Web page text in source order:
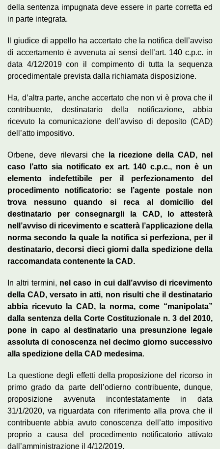
della sentenza impugnata deve essere in parte corretta ed
in parte integrata.
Il giudice di appello ha accertato che la notifica dell’avviso
di accertamento è avvenuta ai sensi dell’art. 140 c.p.c. in
data 4/12/2019 con il compimento di tutta la sequenza
procedimentale prevista dalla richiamata disposizione.
Ha, d’altra parte, anche accertato che non vi è prova che il
contribuente, destinatario della notificazione, abbia
ricevuto la comunicazione dell’avviso di deposito (CAD)
dell’atto impositivo.
Orbene, deve rilevarsi chela ricezione della CAD, nel
caso l’atto sia notificato ex art. 140 c.p.c., non è un
elemento indefettibile per il perfezionamento del
procedimento notificatorio: se l’agente postale non
trova nessuno quando si reca al domicilio del
destinatario per consegnargli la CAD, lo attesterà
nell’avviso di ricevimento e scatterà l’applicazione della
norma secondo la quale la notifica si perfeziona, per il
destinatario, decorsi dieci giorni dalla spedizione della
raccomandata contenente la CAD.
In altri termini, nel caso in cui dall’avviso di ricevimento
della CAD, versato in atti, non risulti che il destinatario
abbia ricevuto la CAD, la norma, come “manipolata”
dalla sentenza della Corte Costituzionale n. 3 del 2010,
pone in capo al destinatario una presunzione legale
assoluta di conoscenza nel decimo giorno successivo
alla spedizione della CAD medesima.
La questione degli effetti della proposizione del ricorso in
primo grado da parte dell’odierno contribuente, dunque,
proposizione avvenuta incontestatamente in data
31/1/2020, va riguardata con riferimento alla prova che il
contribuente abbia avuto conoscenza dell’atto impositivo
proprio a causa del procedimento notificatorio attivato
dall’amministrazione il 4/12/2019.